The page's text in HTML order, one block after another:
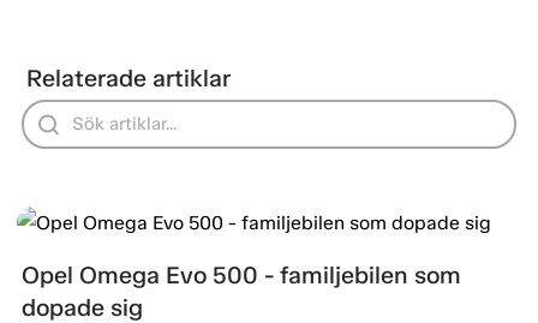
Relaterade artiklar
Opel Omega Evo 500 - familjebilen som
dopade sig